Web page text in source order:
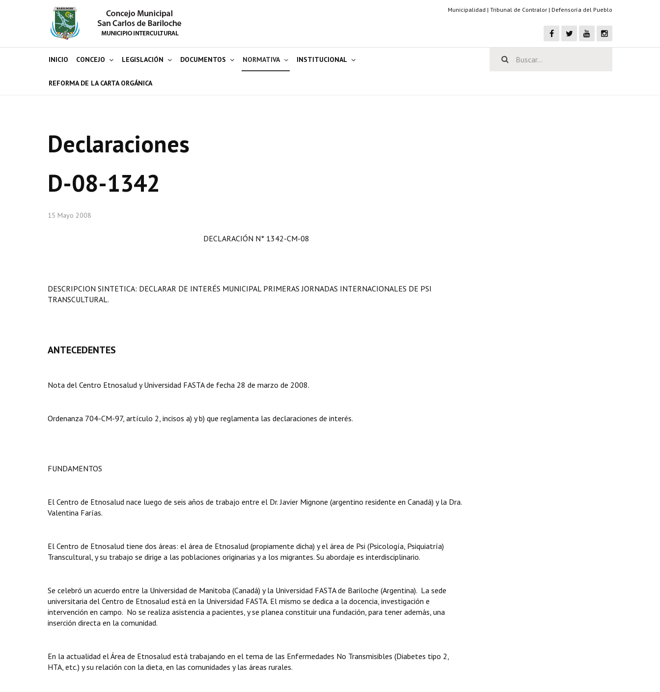
Municipalidad | Tribunal de Contralor | Defensoría del Pueblo
INICIO CONCEJO LEGISLACIÓN DOCUMENTOS NORMATIVA INSTITUCIONAL
REFORMA DE LA CARTA ORGÁNICA
Declaraciones
D-08-1342
15 Mayo 2008
DECLARACIÓN N° 1342-CM-08
DESCRIPCION SINTETICA: DECLARAR DE INTERÉS MUNICIPAL PRIMERAS JORNADAS INTERNACIONALES DE PSI
TRANSCULTURAL.
ANTECEDENTES
Nota del Centro Etnosalud y Universidad FASTA de fecha 28 de marzo de 2008.
Ordenanza 704-CM-97, artículo 2, incisos a) y b) que reglamenta las declaraciones de interés.
FUNDAMENTOS
El Centro de Etnosalud nace luego de seis años de trabajo entre el Dr. Javier Mignone (argentino residente en Canadá) y la Dra.
Valentina Farías.
El Centro de Etnosalud tiene dos áreas: el área de Etnosalud (propiamente dicha) y el área de Psi (Psicología, Psiquiatría)
Transcultural, y su trabajo se dirige a las poblaciones originarias y a los migrantes. Su abordaje es interdisciplinario.
Se celebró un acuerdo entre la Universidad de Manitoba (Canadá) y la Universidad FASTA de Bariloche (Argentina). La sede
universitaria del Centro de Etnosalud está en la Universidad FASTA. El mismo se dedica a la docencia, investigación e
intervención en campo. No se realiza asistencia a pacientes, y se planea constituir una fundación, para tener además, una
inserción directa en la comunidad.
En la actualidad el Área de Etnosalud está trabajando en el tema de las Enfermedades No Transmisibles (Diabetes tipo 2,
HTA, etc.) y su relación con la dieta, en las comunidades y las áreas rurales.